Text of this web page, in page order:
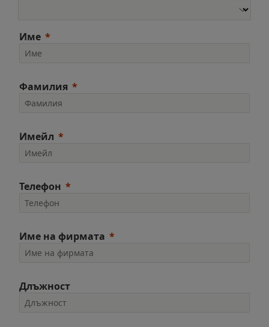
Име
Фамилия
Имейл
Телефон
Име на фирмата
Длъжност